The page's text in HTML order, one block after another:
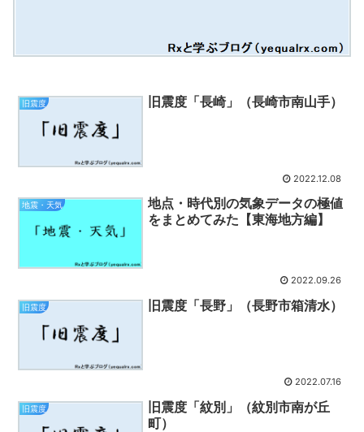
旧震度 旧震度「長崎」（長崎市南山手）
2022.12.08
地震・天気
地点・時代別の気象データの極値
をまとめてみた【東海地方編】
2022.09.26
旧震度 旧震度「長野」（長野市箱清水）
2022.07.16
旧震度
旧震度「紋別」（紋別市南が丘
町）